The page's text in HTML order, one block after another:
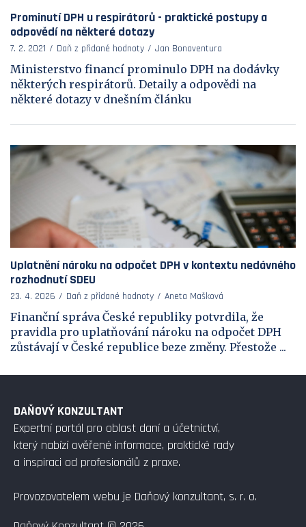
Prominutí DPH u respirátorů - praktické postupy a
odpovědí na některé dotazy
7. 2. 2021 Daň z přidané hodnoty Jan Bonaventura
Ministerstvo financí prominulo DPH na dodávky
některých respirátorů. Detaily a odpovědi na
některé dotazy v dnešním článku
Uplatnění nároku na odpočet DPH v kontextu nedávného
rozhodnutí SDEU
23. 4. 2026 Daň z přidané hodnoty Aneta Mašková
Finanční správa České republiky potvrdila, že
pravidla pro uplatňování nároku na odpočet DPH
zůstávají v České republice beze změny. Přestože ...
DAŇOVÝ KONZULTANT
Expertní portál pro oblast daní a účetnictví,
který nabízí ověřené informace, praktické rady
a inspiraci od profesionálů z praxe.
Provozovatelem webu je Daňový konzultant, s. r. o.